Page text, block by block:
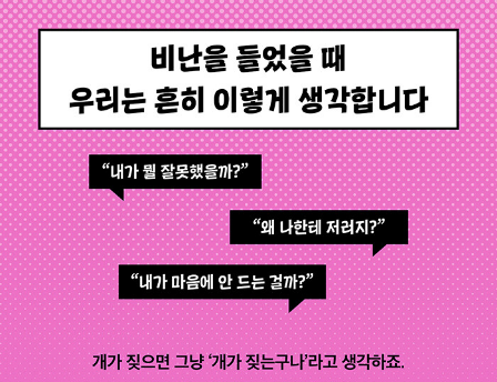
이션학 강사로 일하며 지역 라디오 방송국 진행자, 국제 연설 대
회 지도자로도 활동했다. 현재는 강사, 사회자, 컨설팅을 비롯한
여러 사업 분야에서 활약 중이다. ‘사람은 스스로 달라지려고 마
음먹으면 행복해질 수 있다’라는 생각을 전면에 내걸고 긍정적으
로 살아가려는 개인과 기업을 대상으로 직장 내 인간관계에서 활
용할 수 있는 소통 능력 향상법을 소개하고 있다. 또 다른 저서로
는 『욕을 먹어도 신경 쓰지 않는 사고방식』이 있으며, 학교 보건
전문 잡지 『마음과 몸의 건강こころと体の健康』에 연재 중인
글도 호평을 받고 있다.